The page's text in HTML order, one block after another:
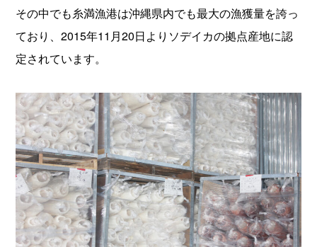
その中でも糸満漁港は沖縄県内でも最大の漁獲量を誇っ
ており、2015年11月20日よりソデイカの拠点産地に認
定されています。